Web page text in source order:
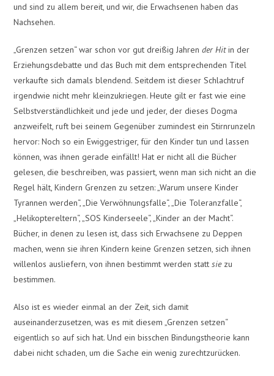
und sind zu allem bereit, und wir, die Erwachsenen haben das
Nachsehen.
„Grenzen setzen“ war schon vor gut dreißig Jahrender Hitin der
Erziehungsdebatte und das Buch mit dem entsprechenden Titel
verkaufte sich damals blendend. Seitdem ist dieser Schlachtruf
irgendwie nicht mehr kleinzukriegen. Heute gilt er fast wie eine
Selbstverständlichkeit und jede und jeder, der dieses Dogma
anzweifelt, ruft bei seinem Gegenüber zumindest ein Stirnrunzeln
hervor: Noch so ein Ewiggestriger, für den Kinder tun und lassen
können, was ihnen gerade einfällt! Hat er nicht all die Bücher
gelesen, die beschreiben, was passiert, wenn man sich nicht an die
Regel hält, Kindern Grenzen zu setzen: „Warum unsere Kinder
Tyrannen werden“, „Die Verwöhnungsfalle“, „Die Toleranzfalle“,
„Helikoptereltern“, „SOS Kinderseele“, „Kinder an der Macht“.
Bücher, in denen zu lesen ist, dass sich Erwachsene zu Deppen
machen, wenn sie ihren Kindern keine Grenzen setzen, sich ihnen
willenlos ausliefern, von ihnen bestimmt werden stattsiezu
bestimmen.
Also ist es wieder einmal an der Zeit, sich damit
auseinanderzusetzen, was es mit diesem „Grenzen setzen“
eigentlich so auf sich hat. Und ein bisschen Bindungstheorie kann
dabei nicht schaden, um die Sache ein wenig zurechtzurücken.